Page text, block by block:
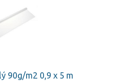
90g/m2 0,9 x 5 m